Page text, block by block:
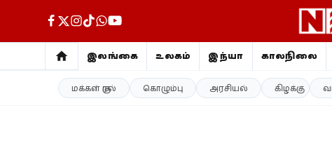
இலங்கை உலகம் இந்தியா காலநிலை
மக்கள் குரல் கொழும்பு அரசியல் கிழக்கு
இலங்கை